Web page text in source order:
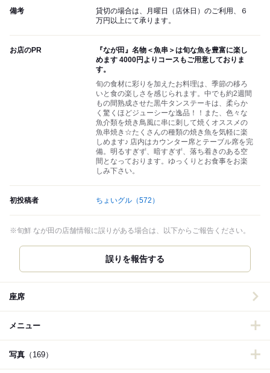
備考
貸切の場合は、月曜日（店休日）のご利用、６
万円以上にて承ります。
お店のPR
『なが田』名物＜魚串＞は旬な魚を豊富に楽し
めます 4000円よりコースもご用意しておりま
す。
旬の食材に彩りを加えたお料理は、季節の移ろ
いと食の楽しさを感じられます。中でも約2週間
もの間熟成させた黒牛タンステーキは、柔らか
く驚くほどジューシーな逸品！！また、色々な
魚介類を焼き鳥風に串に刺して焼くオススメの
魚串焼き☆たくさんの種類の焼き魚を気軽に楽
しめます♪ 店内はカウンター席とテーブル席を完
備。明るすぎず、暗すぎず、落ち着きのある空
間となっております。ゆっくりとお食事をお楽
しみ下さい。
初投稿者 ちょいグル （572）
※旬鮮 なが田の店舗情報に誤りがある場合は、以下からご報告ください。
誤りを報告する
座席
メニュー
写真 （169）